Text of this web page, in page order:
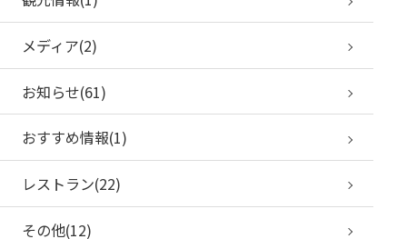
メディア(2)
お知らせ(61)
おすすめ情報(1)
レストラン(22)
その他(12)